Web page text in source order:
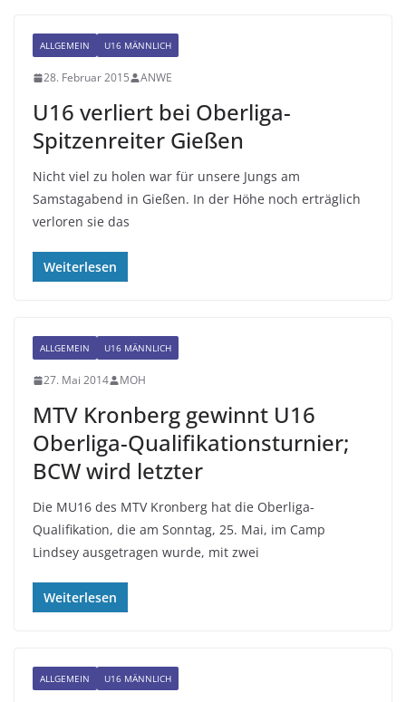
ALLGEMEIN U16 MÄNNLICH
28. Februar 2015 ANWE
U16 verliert bei Oberliga-
Spitzenreiter Gießen
Nicht viel zu holen war für unsere Jungs am
Samstagabend in Gießen. In der Höhe noch erträglich
verloren sie das
Weiterlesen
ALLGEMEIN U16 MÄNNLICH
27. Mai 2014 MOH
MTV Kronberg gewinnt U16
Oberliga-Qualifikationsturnier;
BCW wird letzter
Die MU16 des MTV Kronberg hat die Oberliga-
Qualifikation, die am Sonntag, 25. Mai, im Camp
Lindsey ausgetragen wurde, mit zwei
Weiterlesen
ALLGEMEIN U16 MÄNNLICH